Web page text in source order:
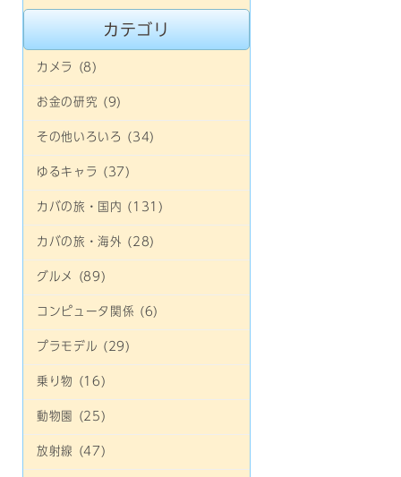
カテゴリ
カメラ (8)
お金の研究 (9)
その他いろいろ (34)
ゆるキャラ (37)
カバの旅・国内 (131)
カバの旅・海外 (28)
グルメ (89)
コンピュータ関係 (6)
プラモデル (29)
乗り物 (16)
動物園 (25)
放射線 (47)